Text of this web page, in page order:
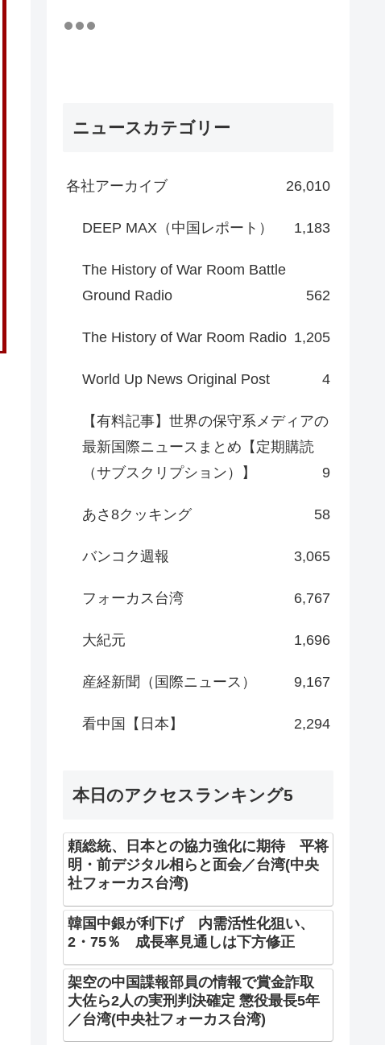
ニュースカテゴリー
各社アーカイブ 26,010
DEEP MAX（中国レポート） 1,183
The History of War Room Battle
Ground Radio
562
The History of War Room Radio 1,205
World Up News Original Post 4
【有料記事】世界の保守系メディアの
最新国際ニュースまとめ【定期購読
（サブスクリプション）】
9
あさ8クッキング 58
バンコク週報 3,065
フォーカス台湾 6,767
大紀元 1,696
産経新聞（国際ニュース） 9,167
看中国【日本】 2,294
本日のアクセスランキング5
頼総統、日本との協力強化に期待 平将
明・前デジタル相らと面会／台湾(中央
社フォーカス台湾)
韓国中銀が利下げ 内需活性化狙い、
2・75％ 成長率見通しは下方修正
架空の中国諜報部員の情報で賞金詐取
大佐ら2人の実刑判決確定 懲役最長5年
／台湾(中央社フォーカス台湾)